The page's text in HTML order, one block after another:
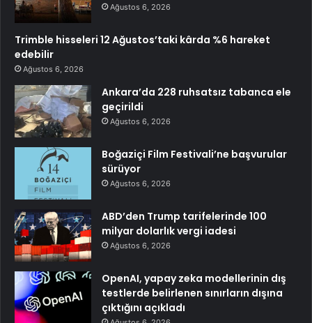
Ağustos 6, 2026
Trimble hisseleri 12 Ağustos’taki kârda %6 hareket
edebilir
Ağustos 6, 2026
Ankara’da 228 ruhsatsız tabanca ele
geçirildi
Ağustos 6, 2026
Boğaziçi Film Festivali’ne başvurular
sürüyor
Ağustos 6, 2026
ABD’den Trump tarifelerinde 100
milyar dolarlık vergi iadesi
Ağustos 6, 2026
OpenAI, yapay zeka modellerinin dış
testlerde belirlenen sınırların dışına
çıktığını açıkladı